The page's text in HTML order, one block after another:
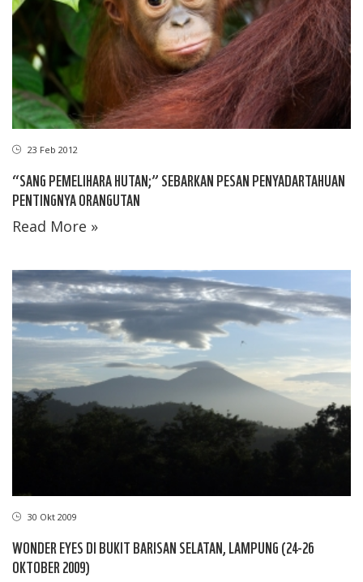
23 Feb 2012
“SANG PEMELIHARA HUTAN;” SEBARKAN PESAN PENYADARTAHUAN
PENTINGNYA ORANGUTAN
Read More »
30 Okt 2009
WONDER EYES DI BUKIT BARISAN SELATAN, LAMPUNG (24-26
OKTOBER 2009)